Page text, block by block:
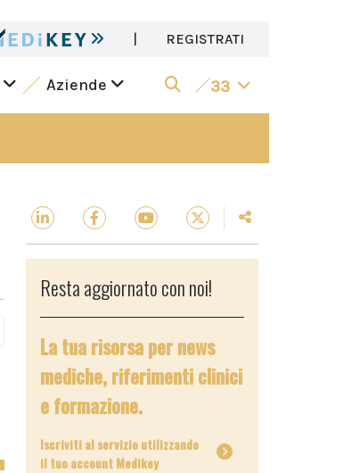
| REGISTRATI
Aziende 33
Resta aggiornato con noi!
La tua risorsa per news
mediche, riferimenti clinici
e formazione.
Iscriviti al servizio utilizzando
il tuo account Medikey